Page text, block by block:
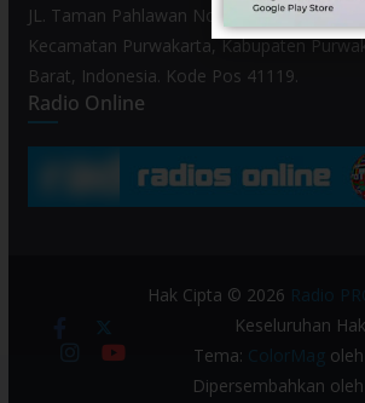
JL. Taman Pahlawan No. 80, Kelurahan
Kecamatan Purwakarta, Kabupaten
Barat, Indonesia. Kode Pos 41119.
Radio Online
Hak Cipta © 2026 Radio
Keseluruhan
Tema: ColorMagoleh
Dipersembahkan oleh